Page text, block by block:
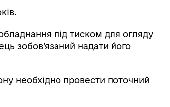
під тиском для огляду
зобов’язаний надати його
необхідно провести поточний